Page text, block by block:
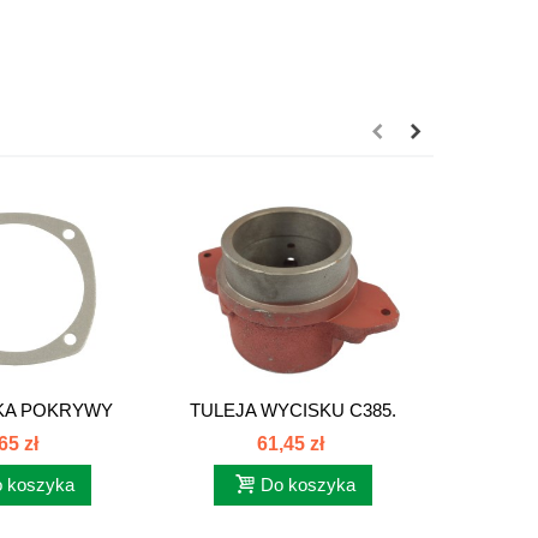
POKRYWY
zł
koszyka
TULEJA WYCISKU C385.
80108017
61,45 zł
Do koszyka